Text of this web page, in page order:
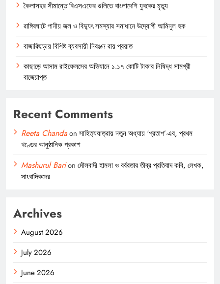
কৈলাসহর সীমান্তে বিএসএফের গুলিতে বাংলাদেশি যুবকের মৃত্যু
রাঙ্গিরঘাটে পানীয় জল ও বিদ্যুৎ সমস্যার সমাধানে উদ্যোগী আমিনুল হক
বাজারিছড়ায় বিশিষ্ট ব্যবসায়ী নিরঞ্জন রায় প্রয়াত
কাছাড়ে আসাম রাইফেলসের অভিযানে ১.১৭ কোটি টাকার নিষিদ্ধ সামগ্রী
বাজেয়াপ্ত
Recent Comments
Reeta Chandaon সাহিত্যযাত্রায় নতুন অধ্যায় ‘প্রতাপ’-এর, প্রথম
খণ্ডের আনুষ্ঠানিক প্রকাশ
Mashurul Barion মৌলবাদী হামলা ও বর্বরতার তীব্র প্রতিবাদ কবি, লেখক,
সাংবাদিকদের
Archives
August 2026
July 2026
June 2026